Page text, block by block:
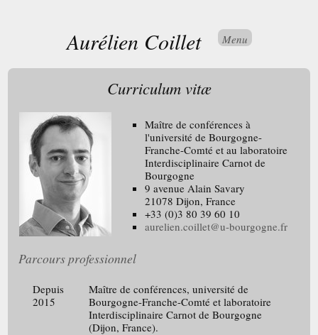
Aurélien Coillet Menu
Curriculum vitæ
Maître de conférences à
l'université de Bourgogne-
Franche-Comté et au laboratoire
Interdisciplinaire Carnot de
Bourgogne
9 avenue Alain Savary
21078 Dijon, France
+33 (0)3 80 39 60 10
aurelien.coillet@u-bourgogne.fr
Parcours professionnel
Depuis
2015
Maître de conférences, université de
Bourgogne-Franche-Comté et laboratoire
Interdisciplinaire Carnot de Bourgogne
(Dijon, France).